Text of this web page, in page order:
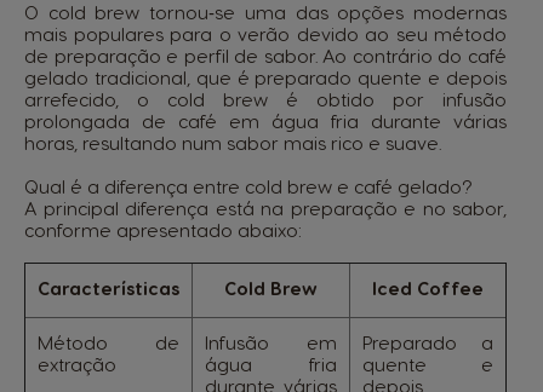
O cold brew tornou‑se uma das opções modernas
mais populares para o verão devido ao seu método
de preparação e perfil de sabor. Ao contrário do café
gelado tradicional, que é preparado quente e depois
arrefecido, o cold brew é obtido por infusão
prolongada de café em água fria durante várias
horas, resultando num sabor mais rico e suave.
Qual é a diferença entre cold brew e café gelado?
A principal diferença está na preparação e no sabor,
conforme apresentado abaixo:
Características Cold Brew Iced Coffee
Método de
extração
Infusão em
água fria
durante várias
Preparado a
quente e
depois